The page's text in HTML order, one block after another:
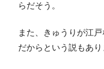
らだそう。
また、きゅうりが江
だからという説もあり